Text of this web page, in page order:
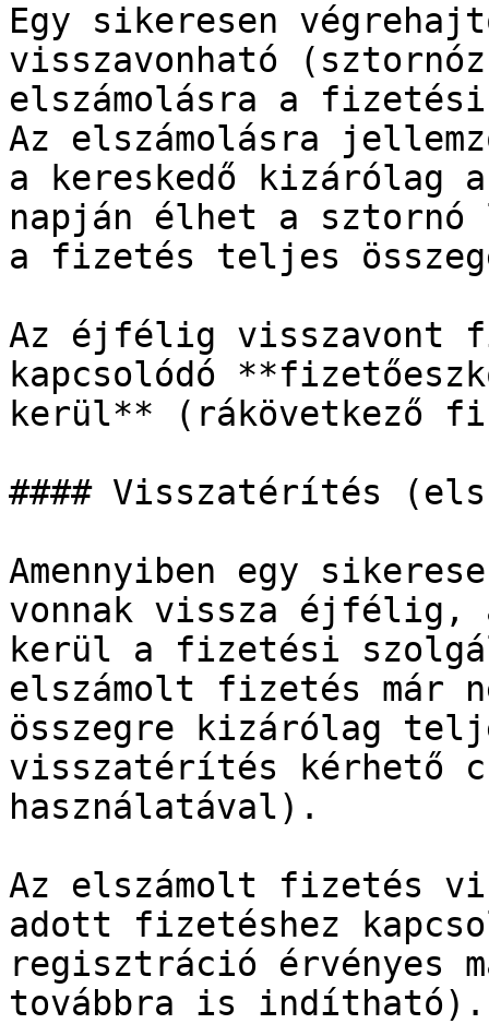
Egy sikeresen
visszavonható
elszámolásra a
Az elszámolásra
a kereskedő kizárólag
napján élhet a sztornó
a fizetés teljes
Az éjfélig visszavont
kapcsolódó
kerül** (rákövetkező
#### Visszatérítés
Amennyiben egy
vonnak vissza éjfélig,
kerül a fizetési
elszámolt fizetés már
összegre kizárólag
visszatérítés kérhető
használatával).
Az elszámolt fizetés
adott fizetéshez
regisztráció érvényes
továbbra is indítható).